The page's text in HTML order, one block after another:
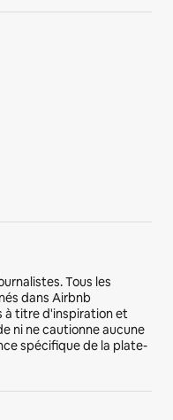
Tous les
dans Airbnb
à titre d'inspiration et
ni ne cautionne aucune
spécifique de la plate-